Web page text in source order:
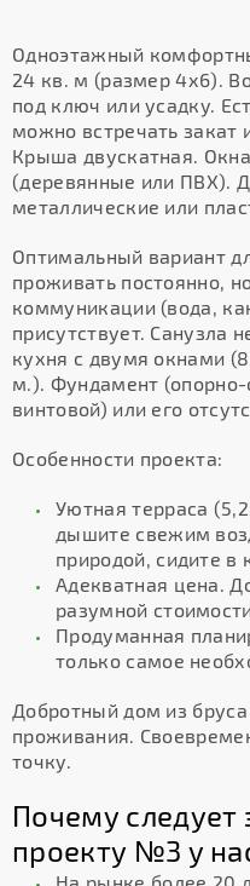
Одноэтажный
24 кв. м (размер 4х6).
под ключ или усадку.
можно встречать закат
Крыша двускатная.
(деревянные или ПВХ).
металлические или
Оптимальный вариант
проживать постоянно,
коммуникации (вода,
присутствует. Санузла
кухня с двумя окнами
м.). Фундамент (опорно-
винтовой) или его
Особенности проекта:
Уютная терраса
дышите свежим
природой, сидите в
Адекватная цена.
разумной
Продуманная
только самое
Добротный дом из
проживания.
точку.
Почему следует
проекту №3 у